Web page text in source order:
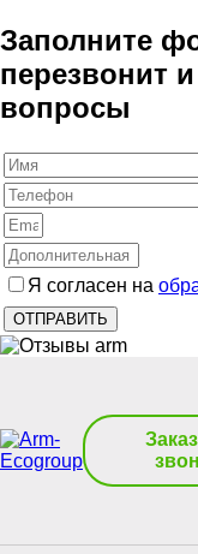
Заполните
перезвонит
вопросы
Я согласен на